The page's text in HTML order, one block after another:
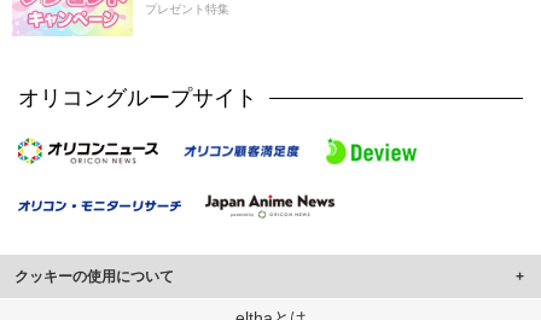
プレゼント特集
オリコングループサイト
クッキーの使用について
このサイトでは Cookie を使用して、ユーザーに合わせたコンテンツや広告の